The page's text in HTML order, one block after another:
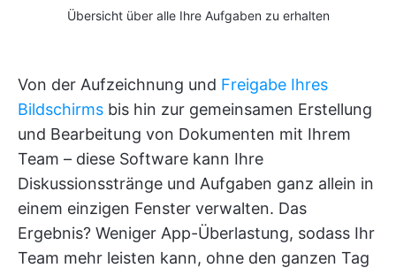
Übersicht über alle Ihre Aufgaben zu erhalten
Von der Aufzeichnung und Freigabe Ihres
Bildschirms bis hin zur gemeinsamen Erstellung
und Bearbeitung von Dokumenten mit Ihrem
Team – diese Software kann Ihre
Diskussionsstränge und Aufgaben ganz allein in
einem einzigen Fenster verwalten. Das
Ergebnis? Weniger App-Überlastung, sodass Ihr
Team mehr leisten kann, ohne den ganzen Tag